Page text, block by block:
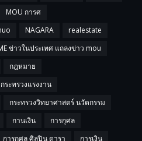
MOU การศ
NAGARA
realestate
ข่าวในประเทศ แถลงข่าว mou
กฎหมาย
กระทรวงแรงงาน
กระทรวงวิทยาศาสตร์ นวัตกรรม
กานเงิน
การกุศล
การกุศล ศิลปิน ดารา การเงิน